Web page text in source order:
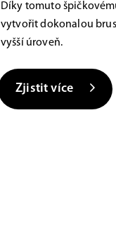
Díky tomuto
vytvořit dokonalou
vyšší úroveň.
Zjistit více